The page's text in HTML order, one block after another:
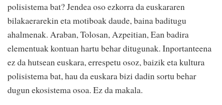
polisistema bat? Jendea oso ezkorra da euskararen
bilakaerarekin eta motiboak daude, baina baditugu
ahalmenak. Araban, Tolosan, Azpeitian, Ean badira
elementuak kontuan hartu behar ditugunak. Inportanteena
ez da hutsean euskara, errespetu osoz, baizik eta kultura
polisistema bat, hau da euskara bizi dadin sortu behar
dugun ekosistema osoa. Ez da makala.